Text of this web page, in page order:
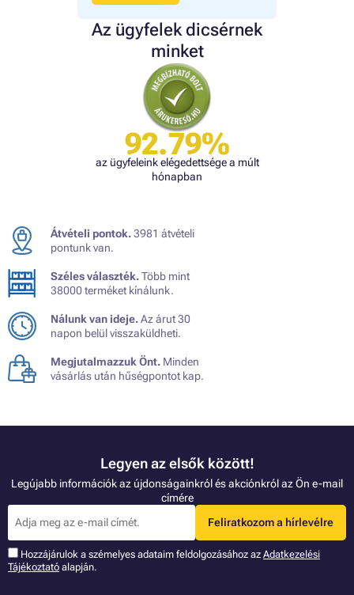
Az ügyfelek dicsérnek
minket
92.79%
az ügyfeleink elégedettsége a múlt
hónapban
Átvételi pontok.3981 átvételi
pontunk van.
Széles választék.Több mint
38000 terméket kínálunk.
Nálunk van ideje.Az árut 30
napon belül visszaküldheti.
Megjutalmazzuk Önt. Minden
vásárlás után hűségpontot kap.
Legyen az elsők között!
Legújabb információk az újdonságainkról és akciónkról az Ön e-mail
címére
Feliratkozom a hírlevélre
Hozzájárulok a szémelyes adataim feldolgozásához az Adatkezelési
Tájékoztató alapján.